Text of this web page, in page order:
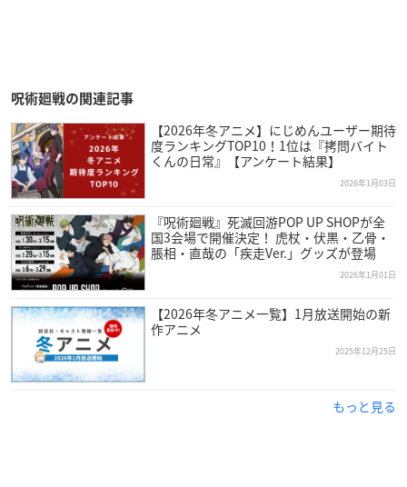
呪術廻戦の関連記事
【2026年冬アニメ】にじめんユーザー期待
度ランキングTOP10！1位は『拷問バイト
くんの日常』【アンケート結果】
2026年1月03日
『呪術廻戦』死滅回游POP UP SHOPが全
国3会場で開催決定！ 虎杖・伏黒・乙骨・
脹相・直哉の「疾走Ver.」グッズが登場
2026年1月01日
【2026年冬アニメ一覧】1月放送開始の新
作アニメ
2025年12月25日
もっと見る